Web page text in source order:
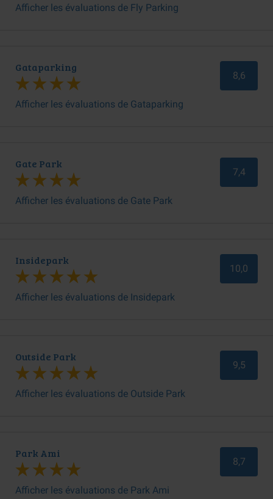
Afficher les évaluations de Fly Parking
Gataparking
Afficher les évaluations de Gataparking
8,6
Gate Park
Afficher les évaluations de Gate Park
7,4
Insidepark
Afficher les évaluations de Insidepark
10,0
Outside Park
Afficher les évaluations de Outside Park
9,5
Park Ami
Afficher les évaluations de Park Ami
8,7